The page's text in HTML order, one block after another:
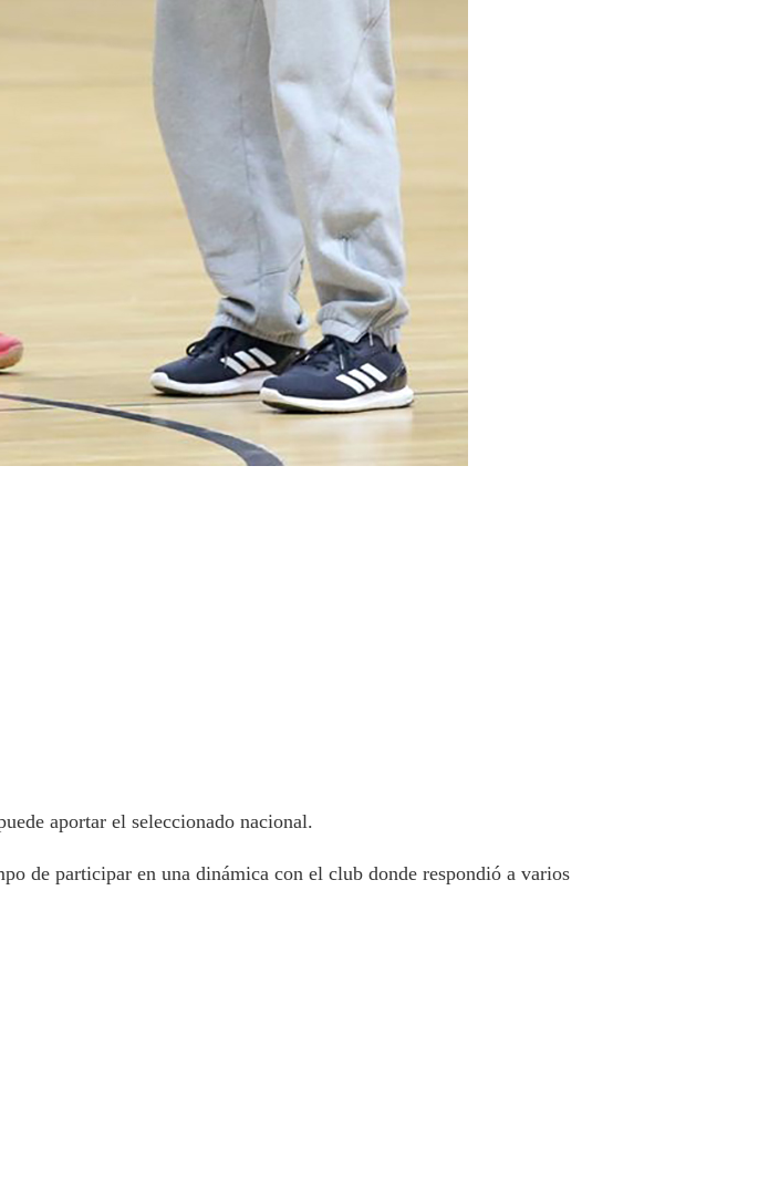
aportar el seleccionado nacional.
de participar en una dinámica con el club donde respondió a varios